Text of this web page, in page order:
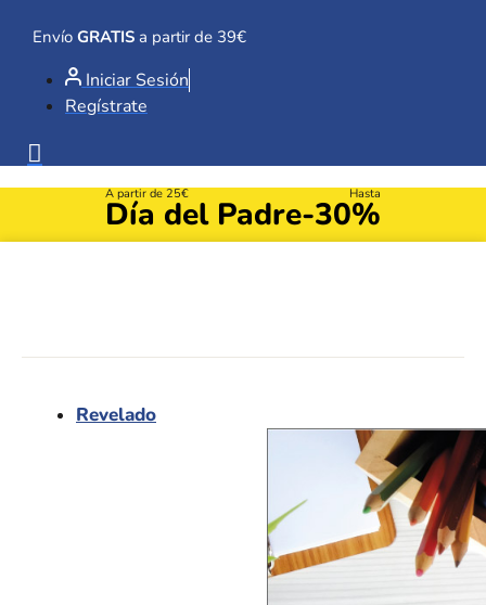
contenido
Envío GRATIS a partir de 39€
Iniciar Sesión
Regístrate
A partir de 25€
Día del Padre
Hasta
-30%
Revelado